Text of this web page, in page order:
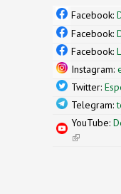
Facebook:
Facebook:
Facebook:
Instagram:
Twitter:
Telegram:
YouTube:
(link is